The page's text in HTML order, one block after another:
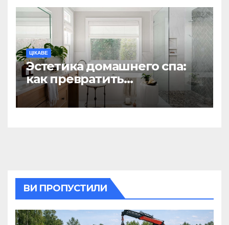
ЦІКАВЕ
Эстетика домашнего спа:
как превратить
ежедневную гигиену в
восстанавливающий
ВИ ПРОПУСТИЛИ